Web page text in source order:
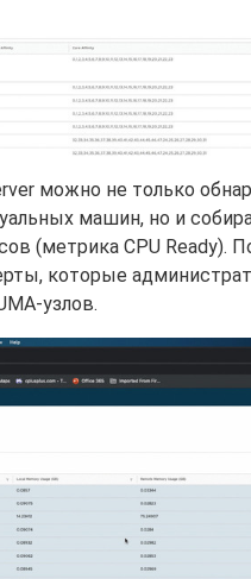
можно не только
машин, но и
(метрика CPU Ready).
которые
узлов.